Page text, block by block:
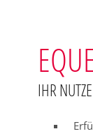
IHR